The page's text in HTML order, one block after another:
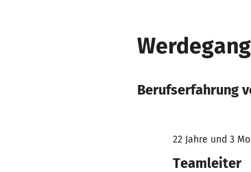
Werdegang
Berufserfahrung
22 Jahre und 3
Teamleiter